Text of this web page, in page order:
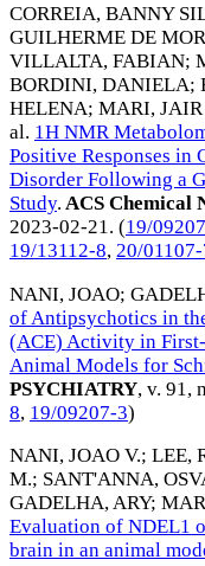
CORREIA, BANNY
GUILHERME DE
VILLALTA, FABIAN;
BORDINI, DANIELA;
HELENA; MARI, JAIR
al. 1H NMR
Positive Responses in
Disorder Following a
Study. ACS Chemical
2023-02-21. (19/
19/13112-8, 20/
NANI, JOAO;
of Antipsychotics in
(ACE) Activity in First-
Animal Models for
PSYCHIATRY, v. 91,
8, 19/09207-3)
NANI, JOAO V.; LEE,
M.; SANT'ANNA,
GADELHA, ARY;
Evaluation of NDEL1
brain in an animal